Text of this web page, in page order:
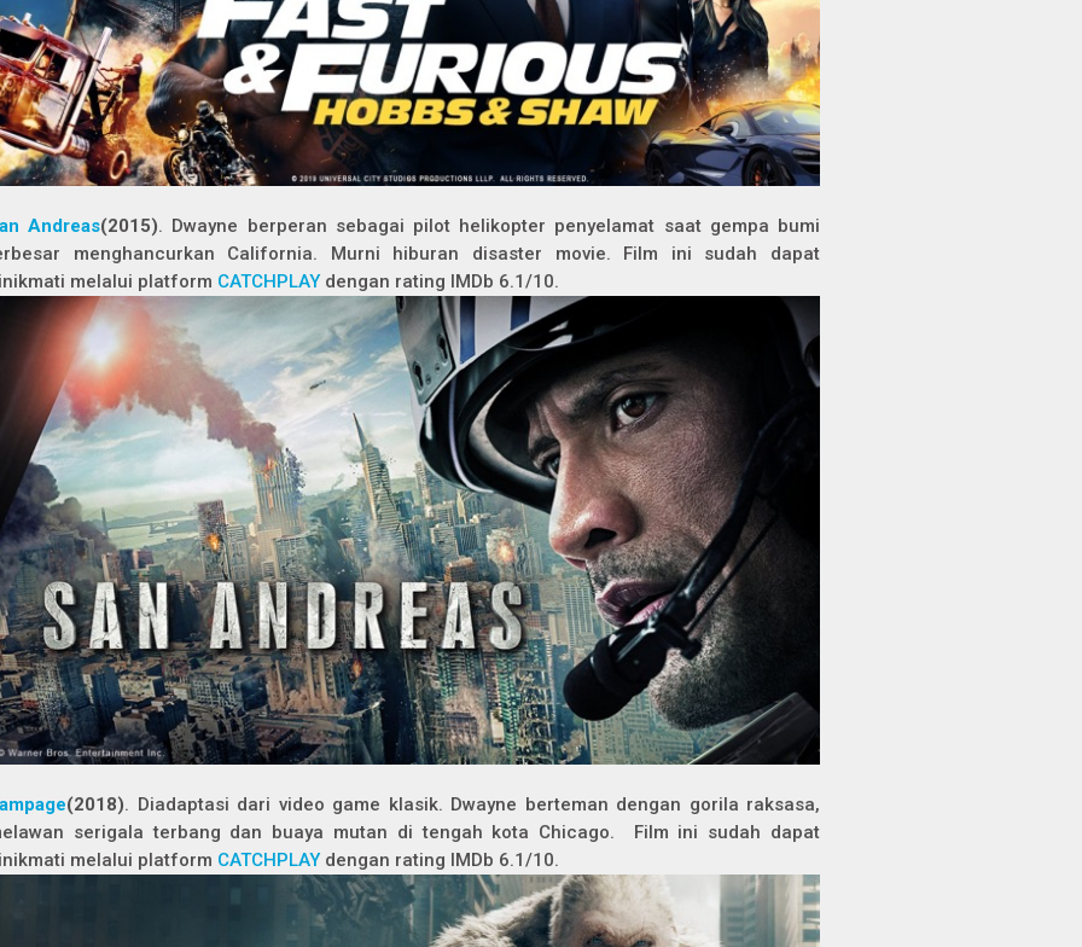
Andreas(2015). Dwayne berperan sebagai pilot helikopter penyelamat saat gempa bumi
menghancurkan California. Murni hiburan disaster movie. Film ini sudah dapat
melalui platform CATCHPLAY dengan rating IMDb 6.1/10.
(2018). Diadaptasi dari video game klasik. Dwayne berteman dengan gorila raksasa,
serigala terbang dan buaya mutan di tengah kota Chicago. Film ini sudah dapat
melalui platform CATCHPLAY dengan rating IMDb 6.1/10.